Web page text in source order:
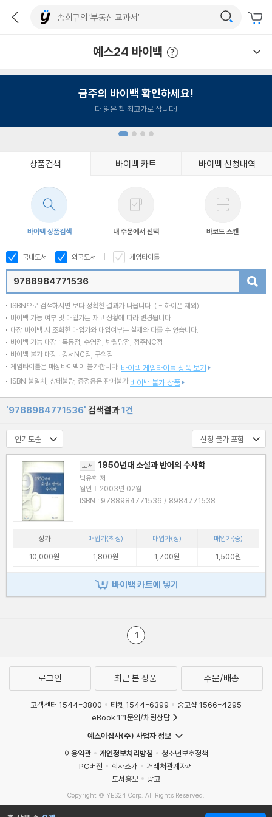
예스24 바이백
금주의 바이백 확인하세요!
다 읽은 책 최고가로 삽니다!
상품검색 바이백 카트 바이백 신청내역
바이백 상품검색 내 주문에서 선택 바코드 스캔
국내도서 외국도서 게임타이틀
ISBN으로 검색하시면 보다 정확한 결과가 나옵니다. ( - 하이픈 제외)
바이백 가능 여부 및 매입가는 재고 상황에 따라 변경됩니다.
매장 바이백 시 조회한 매입가와 매입여부는 실제와 다를 수 있습니다.
바이백 가능 매장 : 목동점, 수영점, 반월당점, 청주NC점
바이백 불가 매장 : 강서NC점, 구의점
게임타이틀은 매장바이백이 불가합니다. 바이백 게임타이틀 상품 보기
ISBN 불일치, 상태불량, 증정용은 판매불가 바이백 불가 상품
'9788984771536' 검색결과1건
도서 1950년대 소설과 반어의 수사학
박유희 저
월인 | 2003년 02월
ISBN : 9788984771536 / 8984771538
정가 매입가(최상) 매입가(상)
매입가(중)
10,000원
1,800원 1,700원 1,500원
바이백 카트에 넣기
1
로그인 최근 본 상품 주문/배송
고객센터 1544-3800 티켓 1544-6399
중고샵 1566-4295
eBook 1:1문의/채팅상담
예스이십사(주) 사업자 정보
이용약관
개인정보처리방침
청소년보호정책
PC버전
회사소개
거래처관계자께
도서홍보
광고
Copyright © YES24 Corp. All Rights Reserved.
MATOM2